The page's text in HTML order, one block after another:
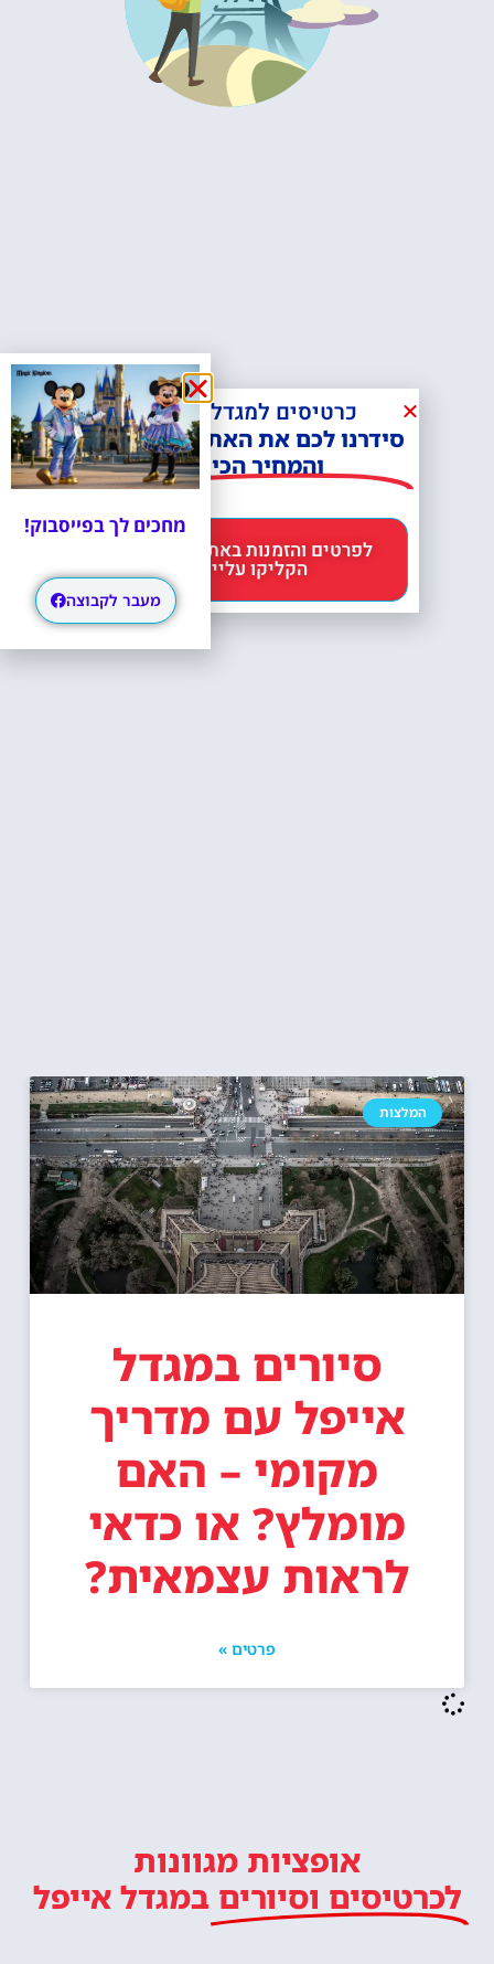
המלצות
סיורים במגדל
אייפל עם מדריך
מקומי – האם
מומלץ? או כדאי
לראות עצמאית?
פרטים »
אופציות מגוונות
לכרטיסים וסיורים במגדל אייפל
כרטיסים למגדל אייפל?
סידרנו לכם את האתר הכי אמין -
והמחיר הכי זול!
הקליקו עליי 😊
מחכים לך בפייסבוק!
מעבר לקבוצה